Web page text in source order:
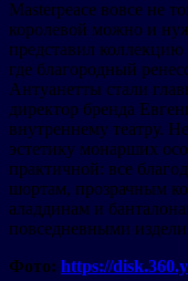
Masterpeace вовсе не
королевой можно и
представил
где благородный
Антуанетты стали
директор бренда
внутреннему театру.
эстетику монарших
практичной: все
шортам, прозрачным
аладдинам и
повседневными
Фото: https://